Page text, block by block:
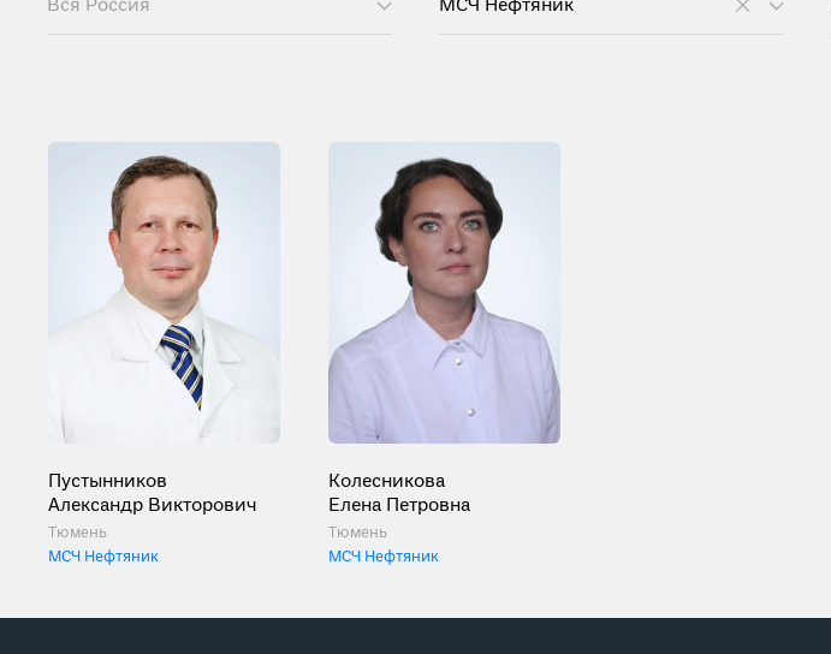
Вся Россия МСЧ Нефтяник
Пустынников
Александр Викторович
Тюмень
МСЧ Нефтяник
Колесникова
Елена Петровна
Тюмень
МСЧ Нефтяник